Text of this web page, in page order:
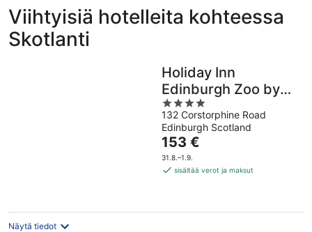
Viihtyisiä hotelleita kohteessa
Skotlanti
Holiday Inn
Edinburgh Zoo by
IHG
4
out
of
5
132 Corstorphine Road
Edinburgh Scotland
Hinta
on
153 €
153 €
31.8.–1.9.
sisältää verot ja maksut
Näytä tiedot